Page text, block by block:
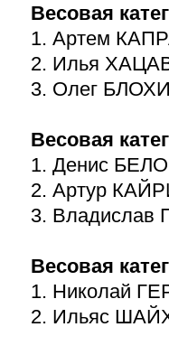
Весовая
1. Артем
2. Илья
3. Олег
Весовая
1. Денис
2. Артур
3.
Весовая
1. Николай
2. Ильяс